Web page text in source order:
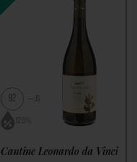
92 JS
Cantine Leonardo da Vinci